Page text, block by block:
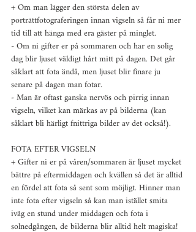
+ Om man lägger den största delen av
porträttfotograferingen innan vigseln så får ni mer
tid till att hänga med era gäster på minglet.
- Om ni gifter er på sommaren och har en solig
dag blir ljuset väldigt hårt mitt på dagen. Det går
såklart att fota ändå, men ljuset blir finare ju
senare på dagen man fotar.
- Man är oftast ganska nervös och pirrig innan
vigseln, vilket kan märkas av på bilderna (kan
såklart bli härligt fnittriga bilder av det också!).
FOTA EFTER VIGSELN
+ Gifter ni er på våren/sommaren är ljuset mycket
bättre på eftermiddagen och kvällen så det är alltid
en fördel att fota så sent som möjligt. Hinner man
inte fota efter vigseln så kan man istället smita
iväg en stund under middagen och fota i
solnedgången, de bilderna blir alltid helt magiska!